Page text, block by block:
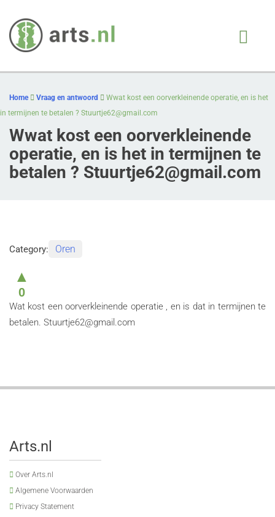
content
behandeling, op juiste
moment
Home Vraag en antwoord
Wwat kost een oorverkleinende operatie, en is het
in termijnen te betalen ? Stuurtje62@gmail.com
Wwat kost een oorverkleinende
operatie, en is het in termijnen te
betalen ? Stuurtje62@gmail.com
Category: Oren
▲
0
Wat kost een oorverkleinende operatie , en is dat in termijnen te
betalen. Stuurtje62@gmail.com
Arts.nl
Over Arts.nl
Algemene Voorwaarden
Privacy Statement